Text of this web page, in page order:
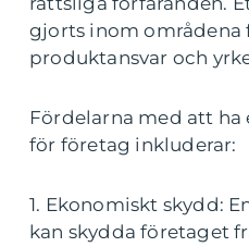
gjorts inom områdena
produktansvar och
Fördelarna med att ha
för företag inkluderar:
1. Ekonomiskt skydd:
kan skydda företaget